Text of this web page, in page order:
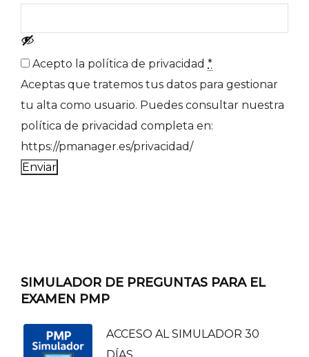
Acepto la política de privacidad *
Aceptas que tratemos tus datos para gestionar
tu alta como usuario. Puedes consultar nuestra
política de privacidad completa en:
https://pmanager.es/privacidad/
Enviar
SIMULADOR DE PREGUNTAS PARA EL
EXAMEN PMP
ACCESO AL SIMULADOR 30